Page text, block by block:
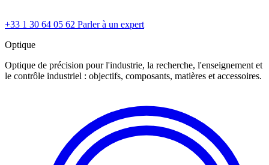
+33 1 30 64 05 62 Parler à un expert
Optique
Optique de précision pour l'industrie, la recherche, l'enseignement et
le contrôle industriel : objectifs, composants, matières et accessoires.